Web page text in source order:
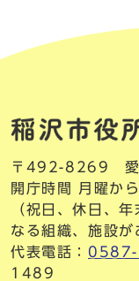
〒492-8269 愛
開庁時間 月曜か
（祝日、休日、
なる組織、施設が
代表電話：
1489